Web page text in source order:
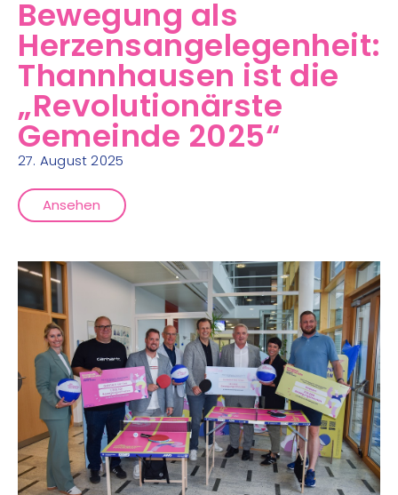
Bewegung als
Herzensangelegenheit:
Thannhausen ist die
„Revolutionärste
Gemeinde 2025“
27. August 2025
Ansehen